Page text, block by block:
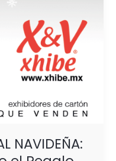
NAVIDEÑA: